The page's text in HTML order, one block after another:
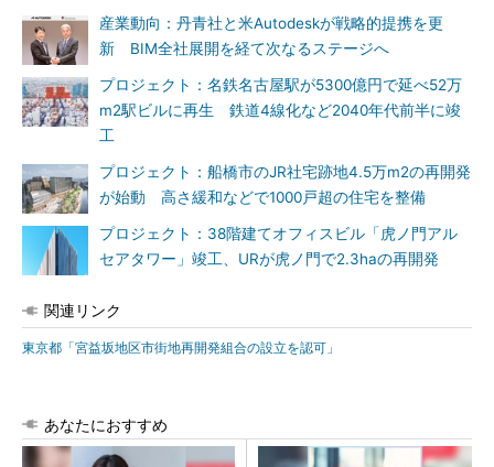
産業動向：丹青社と米Autodeskが戦略的提携を更
新 BIM全社展開を経て次なるステージへ
プロジェクト：名鉄名古屋駅が5300億円で延べ52万
m2駅ビルに再生 鉄道4線化など2040年代前半に竣
工
プロジェクト：船橋市のJR社宅跡地4.5万m2の再開発
が始動 高さ緩和などで1000戸超の住宅を整備
プロジェクト：38階建てオフィスビル「虎ノ門アル
セアタワー」竣工、URが虎ノ門で2.3haの再開発
関連リンク
東京都「宮益坂地区市街地再開発組合の設立を認可」
あなたにおすすめ